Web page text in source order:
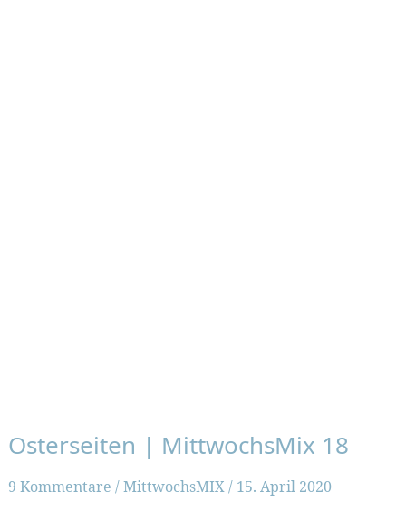
Osterseiten | MittwochsMix 18
9 Kommentare /MittwochsMIX/ 15. April 2020